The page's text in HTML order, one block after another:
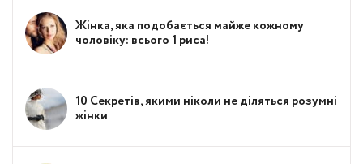
Жінка, яка подобається майже кожному
чоловіку: всього 1 риса!
10 Секретів, якими ніколи не діляться розумні
жінки